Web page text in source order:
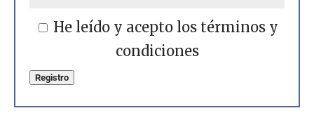
He leído y acepto los términos y
condiciones